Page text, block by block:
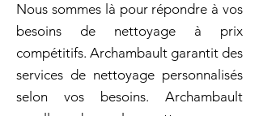
Nous sommes là pour répondre à vos
besoins de nettoyage à prix
compétitifs. Archambault garantit des
services de nettoyage personnalisés
selon vos besoins. Archambault